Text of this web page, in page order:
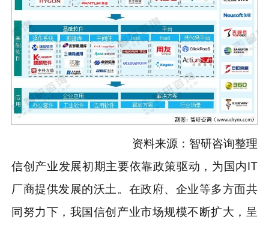
资料来源：智研咨询整理
信创产业发展初期主要依靠政策驱动，为国内IT
厂商提供发展的沃土。在政府、企业等多方面共
同努力下，我国信创产业市场规模不断扩大，呈